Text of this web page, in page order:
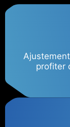
profiter